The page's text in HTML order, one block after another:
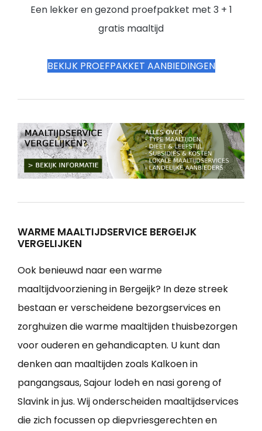
Een lekker en gezond proefpakket met 3 + 1
gratis maaltijd
BEKIJK PROEFPAKKET AANBIEDINGEN
WARME MAALTIJDSERVICE BERGEIJK
VERGELIJKEN
Ook benieuwd naar een warme
maaltijdvoorziening in Bergeijk? In deze streek
bestaan er verscheidene bezorgservices en
zorghuizen die warme maaltijden thuisbezorgen
voor ouderen en gehandicapten. U kunt dan
denken aan maaltijden zoals Kalkoen in
pangangsaus, Sajour lodeh en nasi goreng of
Slavink in jus. Wij onderscheiden maaltijdservices
die zich focussen op diepvriesgerechten en